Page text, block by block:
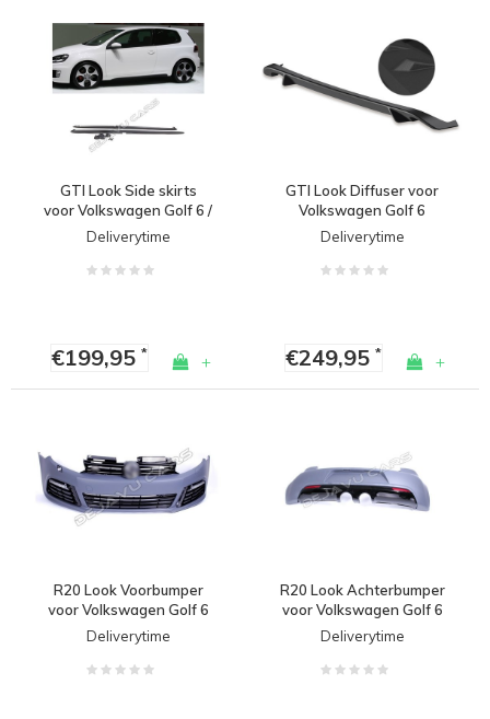
GTI Look Side skirts
voor Volkswagen Golf 6 /
GTI / GTD
Deliverytime
€199,95* +
GTI Look Diffuser voor
Volkswagen Golf 6
Deliverytime
€249,95* +
R20 Look Voorbumper
voor Volkswagen Golf 6
Deliverytime
R20 Look Achterbumper
voor Volkswagen Golf 6
Deliverytime